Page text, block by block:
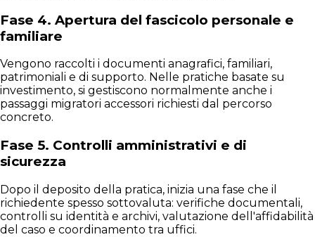
Fase 4. Apertura del fascicolo personale e
familiare
Vengono raccolti i documenti anagrafici, familiari,
patrimoniali e di supporto. Nelle pratiche basate su
investimento, si gestiscono normalmente anche i
passaggi migratori accessori richiesti dal percorso
concreto.
Fase 5. Controlli amministrativi e di
sicurezza
Dopo il deposito della pratica, inizia una fase che il
richiedente spesso sottovaluta: verifiche documentali,
controlli su identità e archivi, valutazione dell'affidabilità
del caso e coordinamento tra uffici.